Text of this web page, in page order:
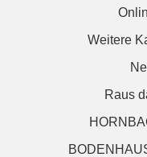
Weitere
Raus